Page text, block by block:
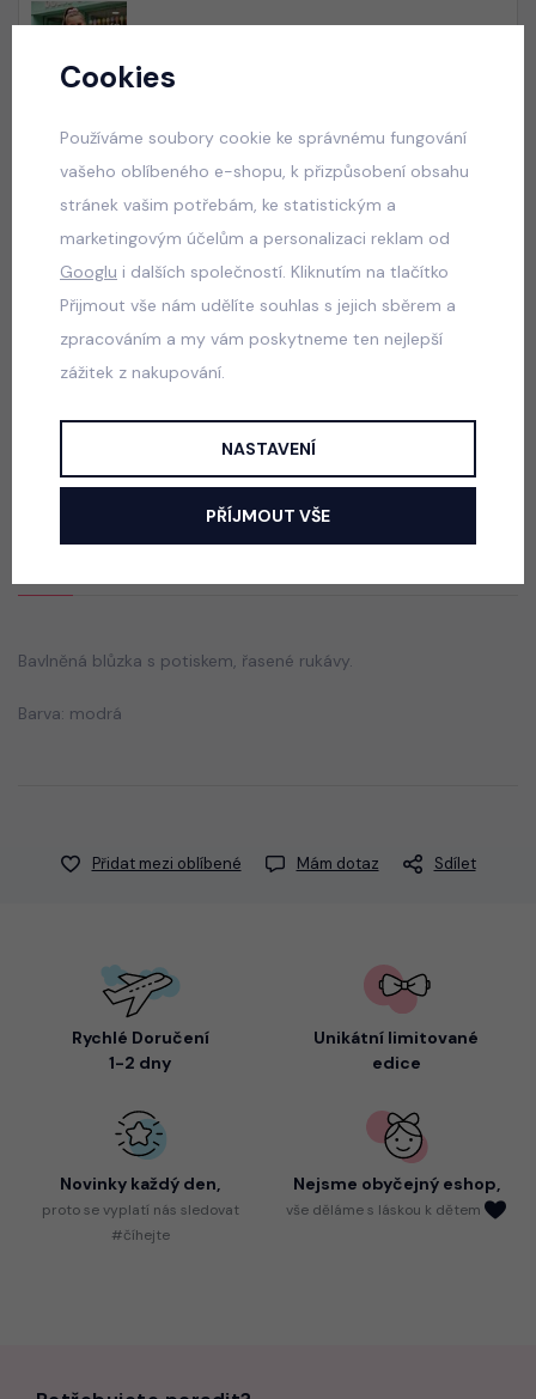
Blůzka posetá kamínky s broží PINK
skladem
Velikonoční HUNTRIX triko černé
skladem
50 Kč
Bavlněná blůzka s potiskem, řasené rukávy.
Barva: modrá
Přidat mezi oblíbené Mám dotaz Sdílet
Rychlé Doručení
1-2 dny
Unikátní limitované
edice
Novinky každý den,
protose vyplatí nás sledovat
#číhejte
Nejsme obyčejný eshop,
vše děláme s láskou k dětem
Cookies
Používáme soubory cookie ke správnému fungování
vašeho oblíbeného e-shopu, k přizpůsobení obsahu
stránek vašim potřebám, ke statistickým a
marketingovým účelům a personalizaci reklam od
Googlu i dalších společností. Kliknutím na tlačítko
Přijmout vše nám udělíte souhlas s jejich sběrem a
zpracováním a my vám poskytneme ten nejlepší
zážitek z nakupování.
NASTAVENÍ
PŘÍJMOUT VŠE